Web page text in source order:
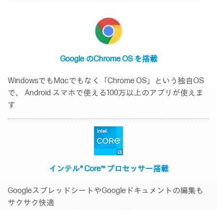
Google のChrome OS を搭載
WindowsでもMacでもなく「Chrome OS」という独自OS
で、 Android スマホで使える100万以上のアプリが使えま
す
インテル® Core™ プロセッサー搭載
GoogleスプレッドシートやGoogleドキュメントの編集も
サクサク快適